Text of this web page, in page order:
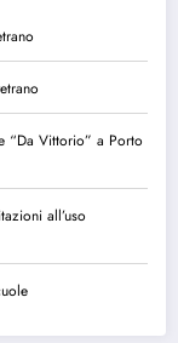
“Da Vittorio” a Porto
all’uso